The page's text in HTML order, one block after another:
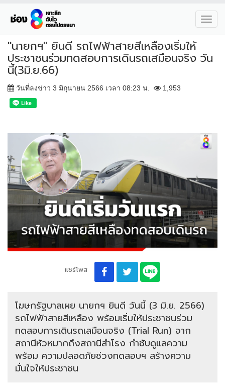
"นายกฯ" ยินดี รถไฟฟ้าสายสีเหลืองเริ่มให้
ประชาชนร่วมทดสอบการเดินรถเสมือนจริง วัน
นี้(3มิ.ย.66)
วันที่ลงข่าว 3 มิถุนายน 2566 เวลา 08:23 น. 1,953
แชร์โพส
โฆษกรัฐบาลเผย นายกฯ ยินดี วันนี้ (3 มิ.ย. 2566)
รถไฟฟ้าสายสีเหลือง พร้อมเริ่มให้ประชาชนร่วม
ทดสอบการเดินรถเสมือนจริง (Trial Run) จาก
สถานีหัวหมากถึงสถานีสำโรง กำชับดูแลความ
พร้อม ความปลอดภัยช่วงทดสอบฯ สร้างความ
มั่นใจให้ประชาชน